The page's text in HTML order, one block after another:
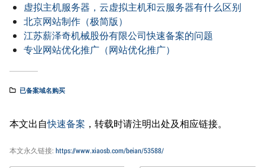
虚拟主机服务器，云虚拟主机和云服务器有什么区别
北京网站制作（极简版）
江苏薪泽奇机械股份有限公司快速备案的问题
专业网站优化推广（网站优化推广）
已备案域名购买
本文出自快速备案 ，转载时请注明出处及相应链接。
本文永久链接: https://www.xiaosb.com/beian/53588/